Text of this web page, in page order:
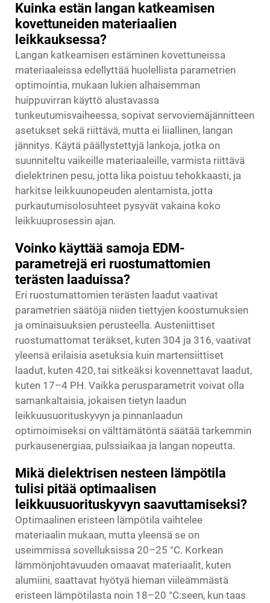
Kuinka estän langan katkeamisen
kovettuneiden materiaalien
leikkauksessa?
Langan katkeamisen estäminen kovettuneissa
materiaaleissa edellyttää huolellista parametrien
optimointia, mukaan lukien alhaisemman
huippuvirran käyttö alustavassa
tunkeutumisvaiheessa, sopivat servoviemäjännitteen
asetukset sekä riittävä, mutta ei liiallinen, langan
jännitys. Käytä päällystettyjä lankoja, jotka on
suunniteltu vaikeille materiaaleille, varmista riittävä
dielektrinen pesu, jotta lika poistuu tehokkaasti, ja
harkitse leikkuunopeuden alentamista, jotta
purkautumisolosuhteet pysyvät vakaina koko
leikkuuprosessin ajan.
Voinko käyttää samoja EDM-
parametrejä eri ruostumattomien
terästen laaduissa?
Eri ruostumattomien terästen laadut vaativat
parametrien säätöjä niiden tiettyjen koostumuksien
ja ominaisuuksien perusteella. Austeniittiset
ruostumattomat teräkset, kuten 304 ja 316, vaativat
yleensä erilaisia asetuksia kuin martensiittiset
laadut, kuten 420, tai sitkeäksi kovennettavat laadut,
kuten 17–4 PH. Vaikka perusparametrit voivat olla
samankaltaisia, jokaisen tietyn laadun
leikkuusuorituskyvyn ja pinnanlaadun
optimoimiseksi on välttämätöntä säätää tarkemmin
purkausenergiaa, pulssiaikaa ja langan nopeutta.
Mikä dielektrisen nesteen lämpötila
tulisi pitää optimaalisen
leikkuusuorituskyvyn saavuttamiseksi?
Optimaalinen eristeen lämpötila vaihtelee
materiaalin mukaan, mutta yleensä se on
useimmissa sovelluksissa 20–25 °C. Korkean
lämmönjohtavuuden omaavat materiaalit, kuten
alumiini, saattavat hyötyä hieman viileämmästä
eristeen lämpötilasta noin 18–20 °C:seen, kun taas